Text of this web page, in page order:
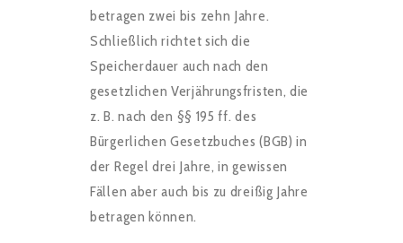
betragen zwei bis zehn Jahre.
Schließlich richtet sich die
Speicherdauer auch nach den
gesetzlichen Verjährungsfristen, die
z. B. nach den §§ 195 ff. des
Bürgerlichen Gesetzbuches (BGB) in
der Regel drei Jahre, in gewissen
Fällen aber auch bis zu dreißig Jahre
betragen können.